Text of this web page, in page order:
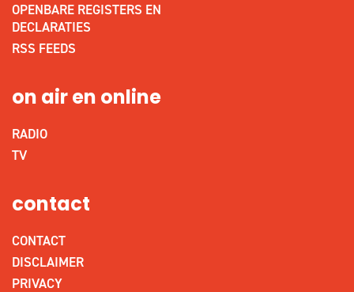
OPENBARE REGISTERS EN
DECLARATIES
RSS FEEDS
on air en online
RADIO
TV
contact
CONTACT
DISCLAIMER
PRIVACY